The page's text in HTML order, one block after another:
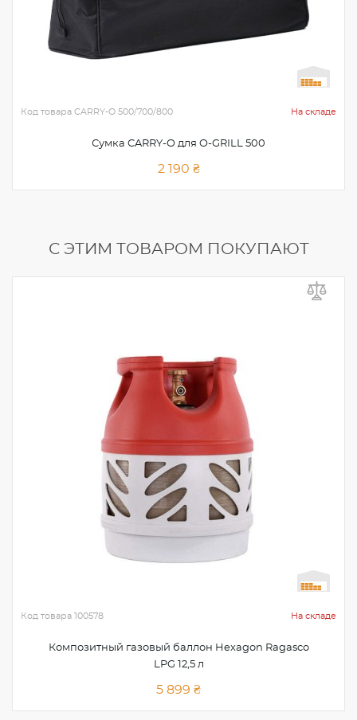
Код товара CARRY-O 500/700/800 На складе
Сумка CARRY-O для O-GRILL 500
2 190 ₴
С ЭТИМ ТОВАРОМ ПОКУПАЮТ
Код товара 100578 На складе
Композитный газовый баллон Hexagon Ragasco
LPG 12,5 л
5 899 ₴